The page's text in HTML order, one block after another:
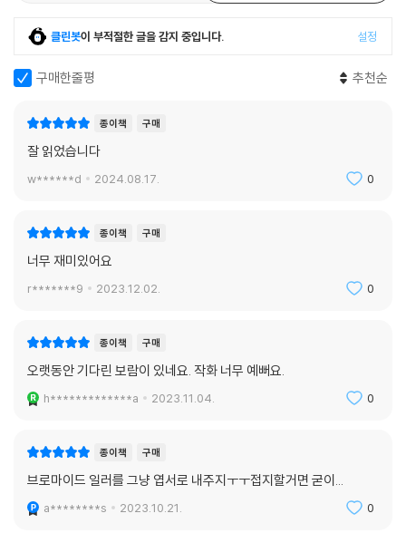
클린봇이 부적절한 글을 감지 중입니다. 설정
구매한줄평 추천순
종이책 구매
잘 읽었습니다
w******d 2024.08.17. 0
종이책 구매
너무 재미있어요
r*******9 2023.12.02. 0
종이책 구매
오랫동안 기다린 보람이 있네요. 작화 너무 예뻐요.
h*************a 2023.11.04. 0
종이책 구매
브로마이드 일러를 그냥 엽서로 내주지ㅜㅜ접지할거면 굳이...
a********s 2023.10.21. 0